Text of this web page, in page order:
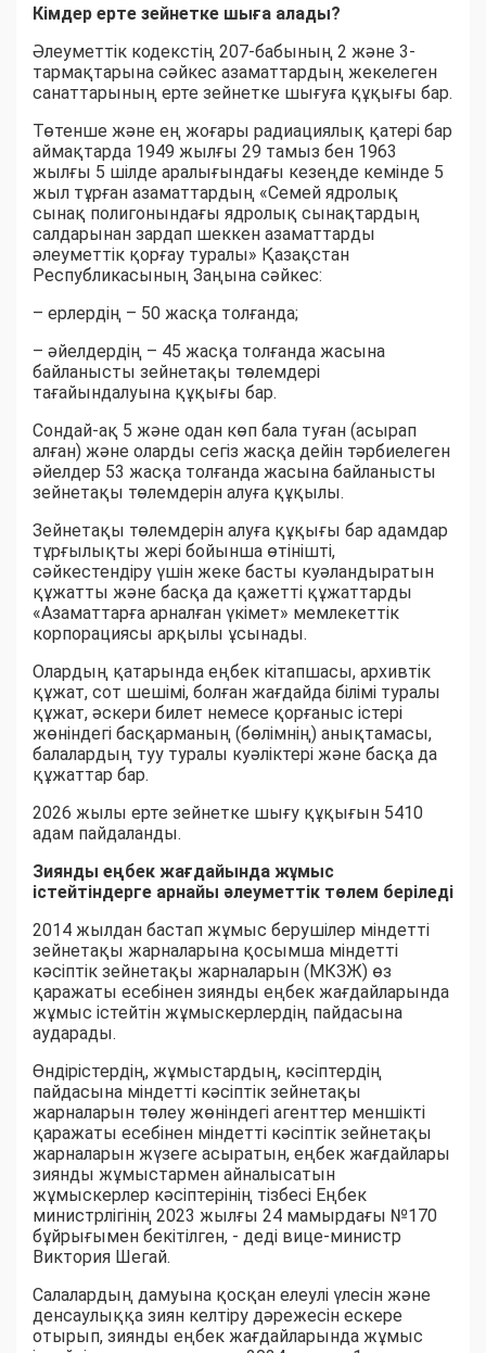
Кімдер ерте зейнетке шыға алады?
Әлеуметтік кодекстің 207-бабының 2 және 3-
тармақтарына сәйкес азаматтардың жекелеген
санаттарының ерте зейнетке шығуға құқығы бар.
Төтенше және ең жоғары радиациялық қатері бар
аймақтарда 1949 жылғы 29 тамыз бен 1963
жылғы 5 шілде аралығындағы кезеңде кемінде 5
жыл тұрған азаматтардың «Семей ядролық
сынақ полигонындағы ядролық сынақтардың
салдарынан зардап шеккен азаматтарды
әлеуметтік қорғау туралы» Қазақстан
Республикасының Заңына сәйкес:
– ерлердің – 50 жасқа толғанда;
– әйелдердің – 45 жасқа толғанда жасына
байланысты зейнетақы төлемдері
тағайындалуына құқығы бар.
Сондай-ақ 5 және одан көп бала туған (асырап
алған) және оларды сегіз жасқа дейін тәрбиелеген
әйелдер 53 жасқа толғанда жасына байланысты
зейнетақы төлемдерін алуға құқылы.
Зейнетақы төлемдерін алуға құқығы бар адамдар
тұрғылықты жері бойынша өтінішті,
сәйкестендіру үшін жеке басты куәландыратын
құжатты және басқа да қажетті құжаттарды
«Азаматтарға арналған үкімет» мемлекеттік
корпорациясы арқылы ұсынады.
Олардың қатарында еңбек кітапшасы, архивтік
құжат, сот шешімі, болған жағдайда білімі туралы
құжат, әскери билет немесе қорғаныс істері
жөніндегі басқарманың (бөлімнің) анықтамасы,
балалардың туу туралы куәліктері және басқа да
құжаттар бар.
2026 жылы ерте зейнетке шығу құқығын 5410
адам пайдаланды.
Зиянды еңбек жағдайында жұмыс
істейтіндерге арнайы әлеуметтік төлем беріледі
2014 жылдан бастап жұмыс берушілер міндетті
зейнетақы жарналарына қосымша міндетті
кәсіптік зейнетақы жарналарын (МКЗЖ) өз
қаражаты есебінен зиянды еңбек жағдайларында
жұмыс істейтін жұмыскерлердің пайдасына
аударады.
Өндірістердің, жұмыстардың, кәсіптердің
пайдасына міндетті кәсіптік зейнетақы
жарналарын төлеу жөніндегі агенттер меншікті
қаражаты есебінен міндетті кәсіптік зейнетақы
жарналарын жүзеге асыратын, еңбек жағдайлары
зиянды жұмыстармен айналысатын
жұмыскерлер кәсіптерінің тізбесі Еңбек
министрлігінің 2023 жылғы 24 мамырдағы №170
бұйрығымен бекітілген, - деді вице-министр
Виктория Шегай.
Салалардың дамуына қосқан елеулі үлесін және
денсаулыққа зиян келтіру дәрежесін ескере
отырып, зиянды еңбек жағдайларында жұмыс